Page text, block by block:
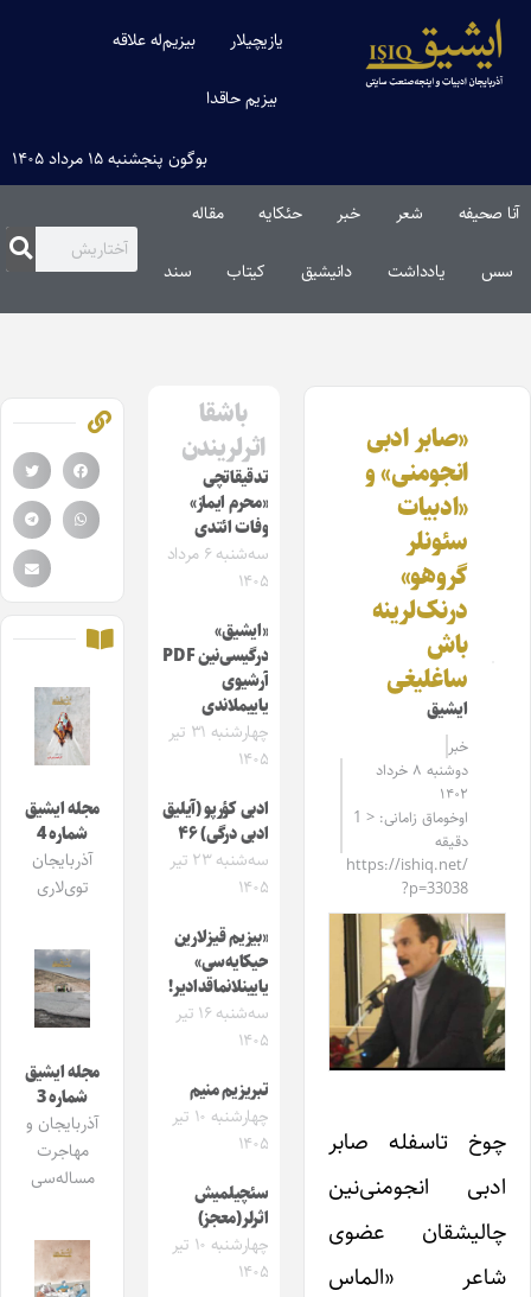
یازیچیلار بیزیم‌له علاقه
بیزیم حاقدا
بوگون پنجشنبه ۱۵ مرداد ۱۴۰۵
آنا صحیفه شعر خبر حئکایه مقاله‌
سس یادداشت دانیشیق کیتاب سند
«صابر ادبی
انجومنی» و
«ادبیات
سئونلر
گروهو»
درنک‌لرینه
باش
ساغلیغی
ایشیق
خبر
دوشنبه ۸ خرداد
۱۴۰۲
اوخوماق زامانی: < 1
دقیقه
https://ishiq.net/
?p=33038
چوخ تاسفله صابر
ادبی انجومنی‌نین
چالیشقان عضوی
شاعر «الماس
باشقا
اثرلریندن
تدقیقاتچی
«محرم ایماز»
وفات ائتدی
سه‌شنبه ۶ مرداد
۱۴۰۵
«ایشیق»
درگیسی‌نین PDF
آرشیوی
یاییملاندی
چهارشنبه ۳۱ تیر
۱۴۰۵
ادبی کؤرپو (آیلیق
ادبی درگی) ۴۶
سه‌شنبه ۲۳ تیر
۱۴۰۵
«بیزیم قیزلارین
حیکایه‌سی»
یایینلانماقدادیر!
سه‌شنبه ۱۶ تیر
۱۴۰۵
تبریزیم منیم
چهارشنبه ۱۰ تیر
۱۴۰۵
سئچیلمیش
اثرلر(معجز)
چهارشنبه ۱۰ تیر
۱۴۰۵
مجله ایشیق
شماره 4
آذربایجان
توی‌لاری
مجله ایشیق
شماره 3
آذربایجان و
مهاجرت
مساله‌سی